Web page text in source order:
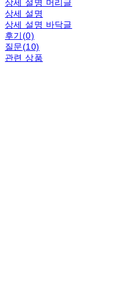
상세 설명 머리글
상세 설명
상세 설명 바닥글
후기(0)
질문(10)
관련 상품